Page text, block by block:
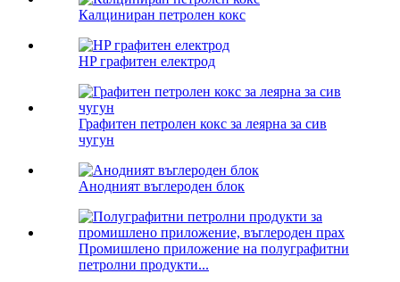
Калциниран петролен кокс
HP графитен електрод
Графитен петролен кокс за леярна за сив
чугун
Анодният въглероден блок
Промишлено приложение на полуграфитни
петролни продукти...